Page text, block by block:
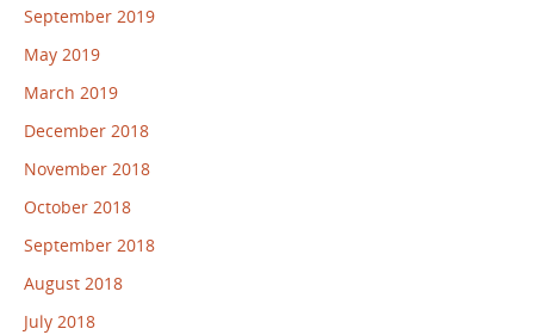
September 2019
May 2019
March 2019
December 2018
November 2018
October 2018
September 2018
August 2018
July 2018